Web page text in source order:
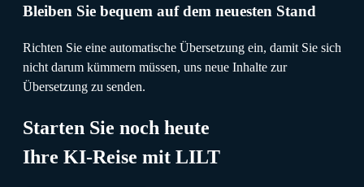
Bleiben Sie bequem auf dem neuesten Stand
Richten Sie eine automatische Übersetzung ein, damit Sie sich
nicht darum kümmern müssen, uns neue Inhalte zur
Übersetzung zu senden.
Starten Sie noch heute
Ihre KI-Reise mit LILT